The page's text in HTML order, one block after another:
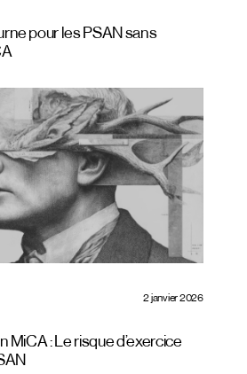
pour les PSAN sans
2 janvier 2026
MiCA : Le risque d’exercice